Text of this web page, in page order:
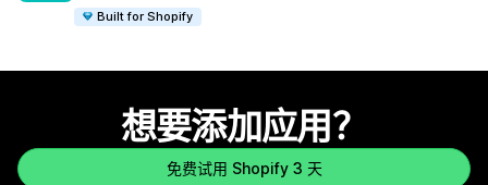
Built for Shopify
想要添加应用？
免费试用 Shopify 3 天